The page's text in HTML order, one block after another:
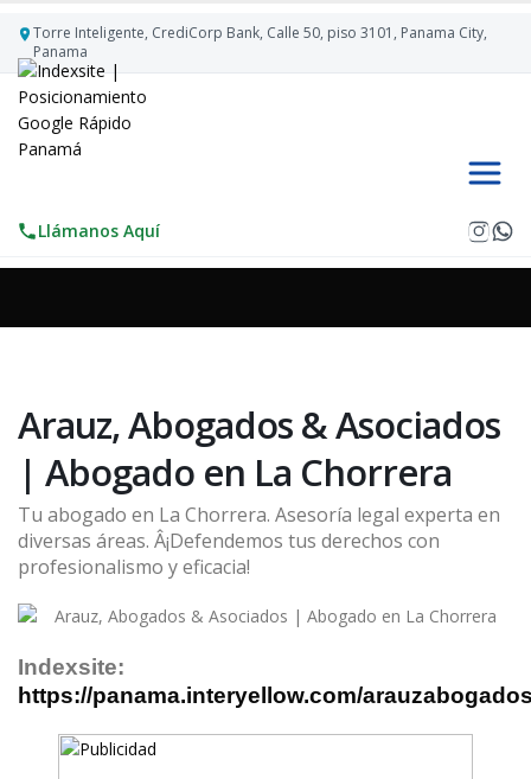
Torre Inteligente, CrediCorp Bank, Calle 50, piso 3101, Panama City,
Panama
Llámanos Aquí
Arauz, Abogados & Asociados
| Abogado en La Chorrera
Tu abogado en La Chorrera. Asesorí­a legal experta en
diversas áreas. Â¡Defendemos tus derechos con
profesionalismo y eficacia!
Indexsite:
https://panama.interyellow.com/